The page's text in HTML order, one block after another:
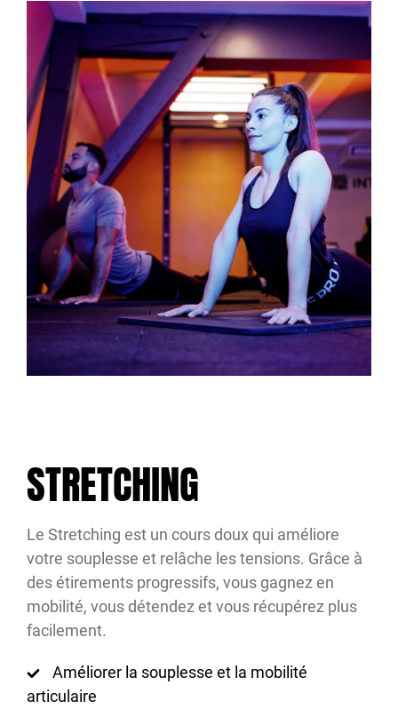
STRETCHING
Le Stretching est un cours doux qui améliore
votre souplesse et relâche les tensions. Grâce à
des étirements progressifs, vous gagnez en
mobilité, vous détendez et vous récupérez plus
facilement.
Améliorer la souplesse et la mobilité
articulaire